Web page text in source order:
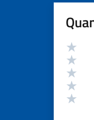
Valutazione